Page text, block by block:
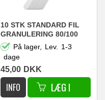
10 STK STANDARD FIL
GRANULERING 80/100
På lager, Lev. 1-3
dage
45,00 DKK